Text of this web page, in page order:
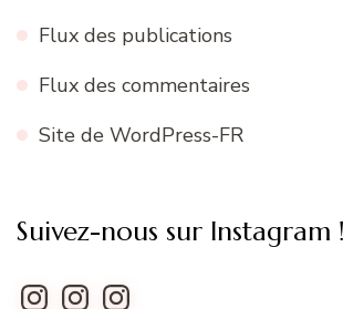
Flux des publications
Flux des commentaires
Site de WordPress-FR
Suivez-nous sur Instagram !
Instagram
InstagramInstagram